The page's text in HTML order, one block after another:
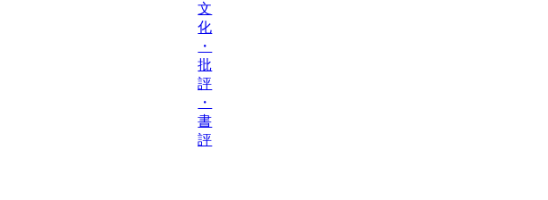
文
化
・
批
評
・
書
評